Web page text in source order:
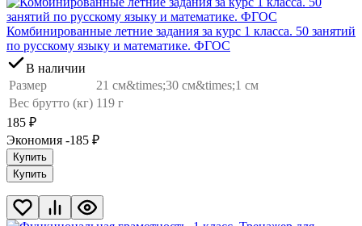
Комбинированные летние задания за курс 1 класса. 50 занятий
по русскому языку и математике. ФГОС
В наличии
Размер
21 см&times;30 см&times;1 см
Вес брутто (кг) 119 г
185 ₽
Экономия -185 ₽
Купить
Купить